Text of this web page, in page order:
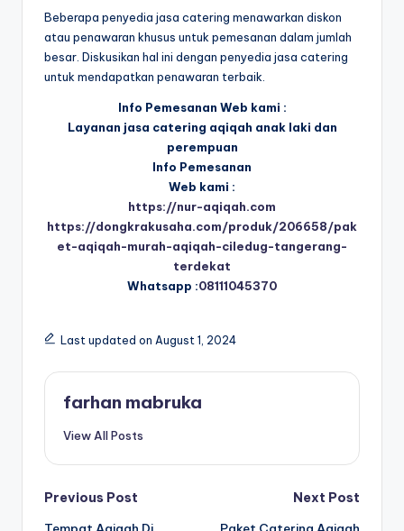
Beberapa penyedia jasa catering menawarkan diskon
atau penawaran khusus untuk pemesanan dalam jumlah
besar. Diskusikan hal ini dengan penyedia jasa catering
untuk mendapatkan penawaran terbaik.
Info Pemesanan Web kami :
Layanan jasa catering aqiqah anak laki dan
perempuan
Info Pemesanan
Web kami :
https://nur-aqiqah.com
https://dongkrakusaha.com/produk/206658/pak
et-aqiqah-murah-aqiqah-ciledug-tangerang-
terdekat
Whatsapp :08111045370
Last updated on August 1, 2024
farhan mabruka
View All Posts
Post
Previous Post
Next Post